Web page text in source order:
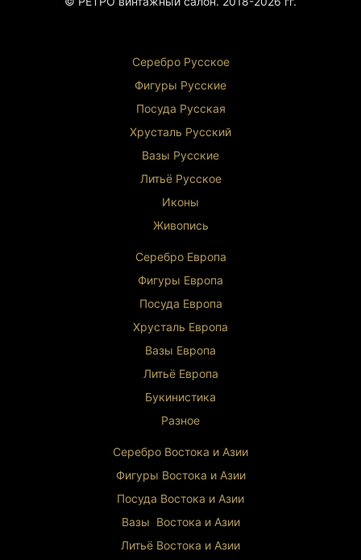
Серебро Русское
Фигуры Русские
Посуда Русская
Хрусталь Русский
Вазы Русские
Литьё Русское
Иконы
Живопись
Серебро Европа
Фигуры Европа
Посуда Европа
Хрусталь Европа
Вазы Европа
Литьё Европа
Букинистика
Разное
Серебро Востока и Азии
Фигуры Востока и Азии
Посуда Востока и Азии
Вазы Востока и Азии
Литьё Востока и Азии